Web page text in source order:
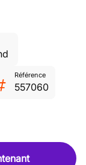
Référence
557060